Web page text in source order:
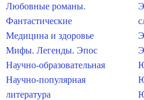
Любовные романы.
Фантастические
Медицина и здоровье
Мифы. Легенды. Эпос
Научно-образовательная
Научно-популярная
литература